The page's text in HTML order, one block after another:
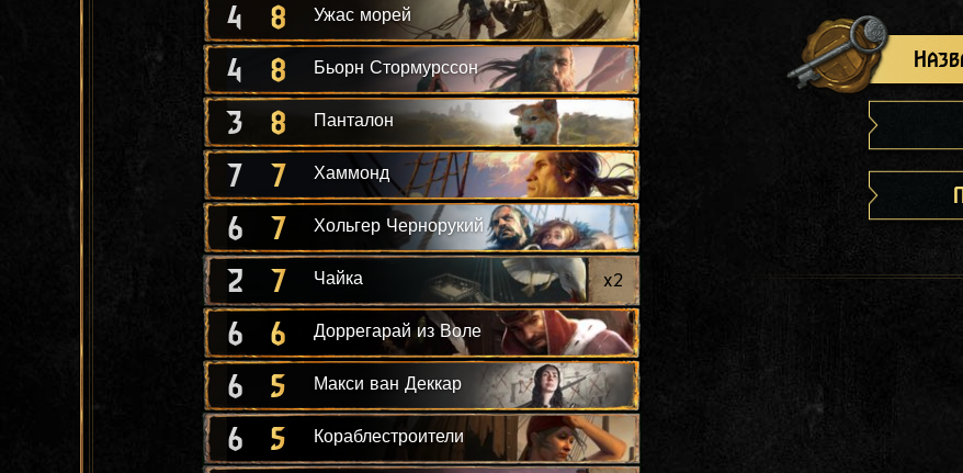
4 8 Ужас морей
4 8 Бьорн Стормурссон
3 8 Панталон
7 7 Хаммонд
6 7 Хольгер Чернорукий
2 7 Чайка x2
6 6 Доррегарай из Воле
6 5 Макси ван Деккар
6 5 Кораблестроители